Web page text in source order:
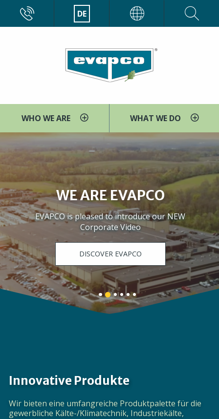
Direkt
Inhalt
DE
WHO WE ARE WHAT WE DO
WE ARE EVAPCO
EVAPCO is pleased to introduce our NEW
Corporate Video
DISCOVER EVAPCO
Banner
1
details.
Banner
2
details.
Banner
3
details.
Banner
4
details.
Banner
5
details.
Banner
6
Innovative Produkte
Wir bieten eine umfangreiche Produktpalette für die
gewerbliche Kälte-/Klimatechnik, Industriekälte,